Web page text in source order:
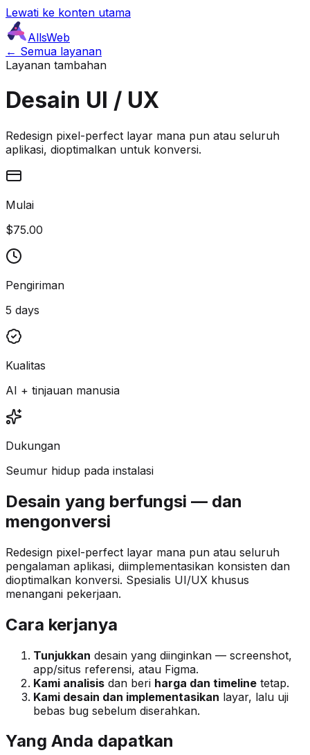
Lewati ke konten utama
AllsWeb
← Semua layanan
Layanan tambahan
Desain UI / UX
Redesign pixel-perfect layar mana pun atau seluruh
aplikasi, dioptimalkan untuk konversi.
Mulai
$75.00
Pengiriman
5 days
Kualitas
AI + tinjauan manusia
Dukungan
Seumur hidup pada instalasi
Desain yang berfungsi — dan
mengonversi
Redesign pixel-perfect layar mana pun atau seluruh
pengalaman aplikasi, diimplementasikan konsisten dan
dioptimalkan konversi. Spesialis UI/UX khusus
menangani pekerjaan.
Cara kerjanya
Tunjukkan desain yang diinginkan — screenshot,
app/situs referensi, atau Figma.
Kami analisis dan beri harga dan timeline tetap.
Kami desain dan implementasikan layar, lalu uji
bebas bug sebelum diserahkan.
Yang Anda dapatkan